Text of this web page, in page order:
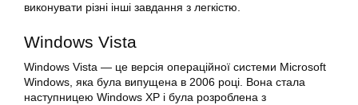
виконувати різні інші завдання з легкістю.
Windows Vista
Windows Vista — це версія операційної системи Microsoft
Windows, яка була випущена в 2006 році. Вона стала
наступницею Windows XP і була розроблена з